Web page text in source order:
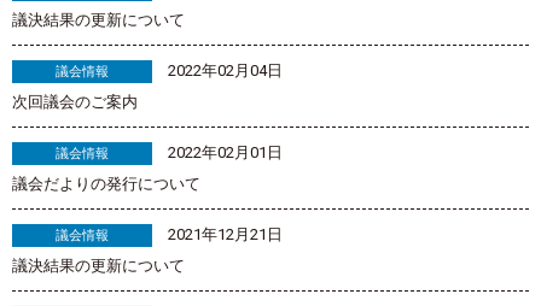
議決結果の更新について
議会情報
2022年02月04日
次回議会のご案内
議会情報
2022年02月01日
議会だよりの発行について
議会情報
2021年12月21日
議決結果の更新について